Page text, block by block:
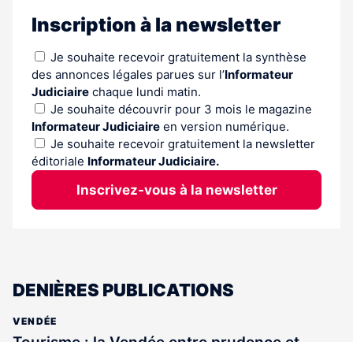
Inscription à la newsletter
Je souhaite recevoir gratuitement la synthèse
des annonces légales parues sur l’Informateur
Judiciaire chaque lundi matin.
Je souhaite découvrir pour 3 mois le magazine
Informateur Judiciaire en version numérique.
Je souhaite recevoir gratuitement la newsletter
éditoriale Informateur Judiciaire.
Inscrivez-vous à la newsletter
DENIÈRES PUBLICATIONS
VENDÉE